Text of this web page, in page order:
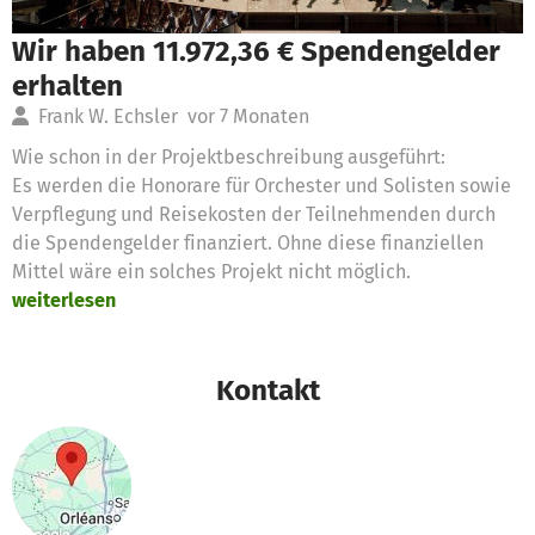
Wir haben 11.972,36 € Spendengelder
erhalten
Frank W. Echsler vor 7 Monaten
Wie schon in der Projektbeschreibung ausgeführt:
Es werden die Honorare für Orchester und Solisten sowie
Verpflegung und Reisekosten der Teilnehmenden durch
die Spendengelder finanziert. Ohne diese finanziellen
Mittel wäre ein solches Projekt nicht möglich.
weiterlesen
Kontakt